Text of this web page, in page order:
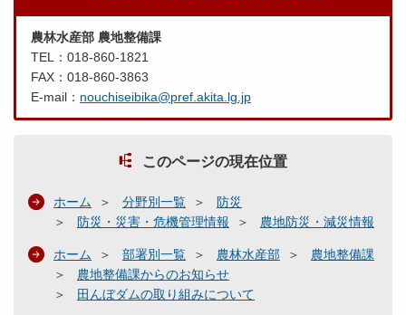
農林水産部 農地整備課
TEL：018-860-1821
FAX：018-860-3863
E-mail： nouchiseibika@pref.akita.lg.jp
このページの現在位置
ホーム 分野別一覧
防災
防災・災害・危機管理情報
農地防災・減災情報
ホーム 部署別一覧 農林水産部
農地整備課
農地整備課からのお知らせ
田んぼダムの取り組みについて